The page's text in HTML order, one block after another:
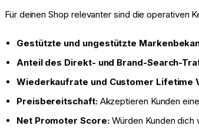
Für deinen Shop relevanter sind die operativen
Gestützte und ungestützte
Anteil des Direkt- und Brand-Search-
Wiederkaufrate und Customer Lifetime
Preisbereitschaft:Akzeptieren Kunden
Net Promoter Score:Würden Kunden dich